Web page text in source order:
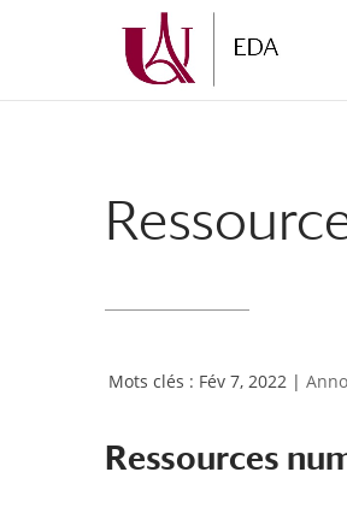
principal
navigation
Fév 7, 2022 |
Ressources